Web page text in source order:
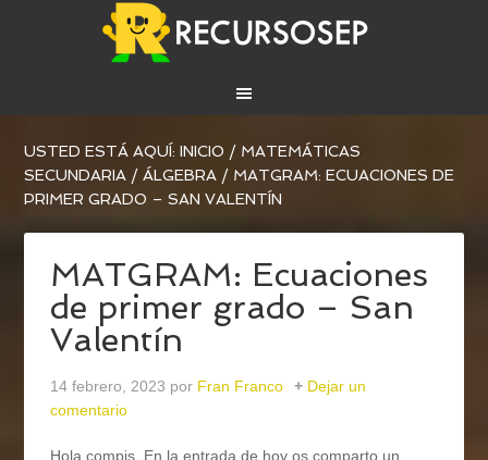
USTED ESTÁ AQUÍ:INICIO / MATEMÁTICAS
SECUNDARIA / ÁLGEBRA / MATGRAM: ECUACIONES DE
PRIMER GRADO – SAN VALENTÍN
MATGRAM: Ecuaciones
de primer grado – San
Valentín
14 febrero, 2023 por Fran Franco
Dejar un
comentario
Hola compis. En la entrada de hoy os comparto un